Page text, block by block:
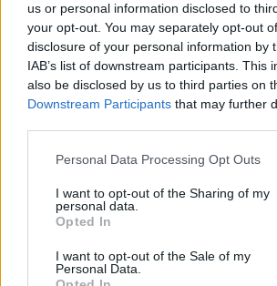
us or personal information disclosed to
your opt-out. You may separately opt-out
disclosure of your personal information by
IAB’s list of downstream participants. This
also be disclosed by us to third parties on
Downstream Participants that may further
Personal Data Processing Opt Outs
I want to opt-out of the Sharing of my
personal data.
Opted In
I want to opt-out of the Sale of my
Personal Data.
AbbVie: Ενεργός συμμετοχή στη
υγεία και την ισότιμη πρόσβαση